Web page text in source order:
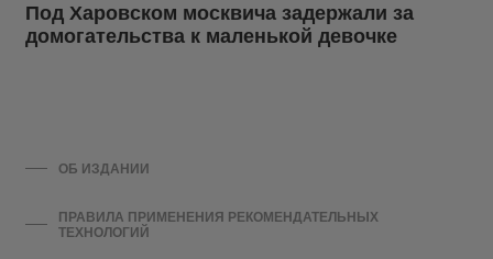
Под Харовском москвича задержали за
домогательства к маленькой девочке
ОБ ИЗДАНИИ
ПРАВИЛА ПРИМЕНЕНИЯ РЕКОМЕНДАТЕЛЬНЫХ
ТЕХНОЛОГИЙ